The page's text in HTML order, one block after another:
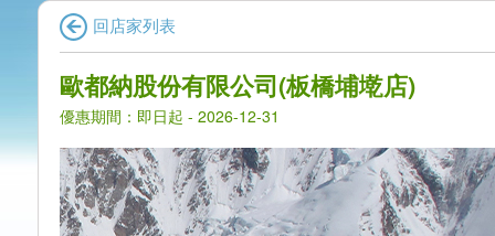
回店家列表
歐都納股份有限公司(板橋埔墘店)
優惠期間：即日起 - 2026-12-31